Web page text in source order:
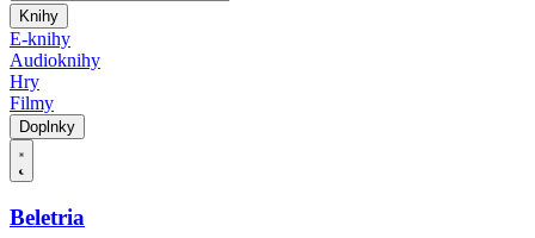
Knihy
E-knihy
Audioknihy
Hry
Filmy
Doplnky
Beletria